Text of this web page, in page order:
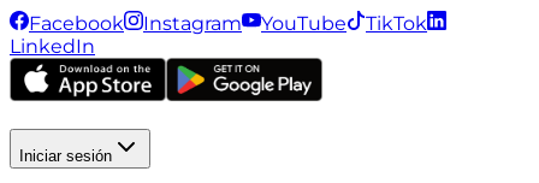
Facebook
Instagram YouTube
TikTok
LinkedIn
Iniciar sesión